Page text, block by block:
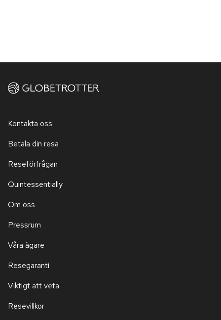
Kontakta oss
Betala din resa
Reseförfrågan
Quintessentially
Om oss
Pressrum
Våra ägare
Resegaranti
Viktigt att veta
Resevillkor